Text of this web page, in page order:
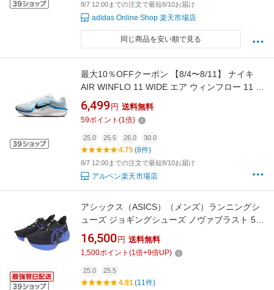
8/7 12:00までの注文で最短8/10お届け
adidas Online Shop 楽天市場店
同じ商品を安い順で見る
最大10％OFFクーポン 【8/4〜8/11】 ナイキ
AIR WINFLO 11 WIDE エア ウィンフロー 11 ワ
イド FQ8937-110 メンズ 陸上/ランニング ラン
ニングシューズ : ホワイト×サックスブルー
NIKE imbkk
6,499 円 送料無料
59ポイント (1倍)
25.0 25.5 26.0 30.0
4.75(8件)
8/7 12:00までの注文で最短8/10お届け
アルペン楽天市場店
アシックス（ASICS）（メンズ）ランニングシ
ューズ ジョギングシューズ ノヴァブラスト 5
ワイド ブラック ブルー 1011B975.004
16,500 円 送料無料
1,500ポイント (1倍+9倍UP)
25.0 25.5
4.91(11件)